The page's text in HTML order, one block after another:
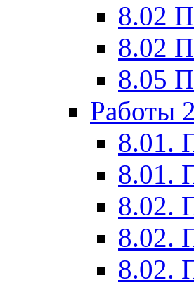
8.02
8.02
8.05
Работы
8.01.
8.01.
8.02.
8.02.
8.02.